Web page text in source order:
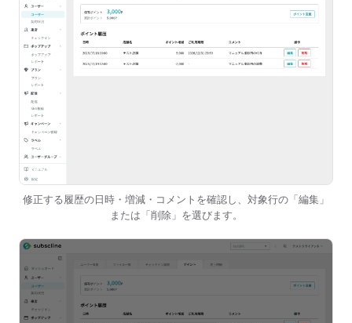
修正する履歴の日時・増減・コメントを確認し、対象行の「編集」
または「削除」を選びます。